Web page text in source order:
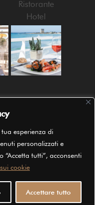
esperienza di
personalizzati e
tutti”, acconsenti
cookie
Accettare tutto
Ristorante
Hotel
| P.Iva 02648940753 |
| Area Riservata